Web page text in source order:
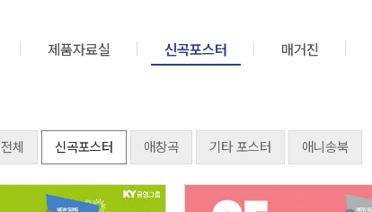
제품자료실 신곡포스터 매거진
전체 신곡포스터 애창곡 기타 포스터 애니송북